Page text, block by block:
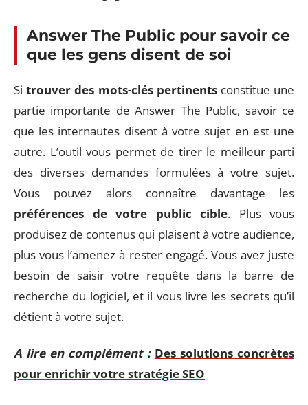
Answer The Public pour savoir ce
que les gens disent de soi
Sitrouver des mots-clés pertinentsconstitue une
partie importante de Answer The Public, savoir ce
que les internautes disent à votre sujet en est une
autre. L’outil vous permet de tirer le meilleur parti
des diverses demandes formulées à votre sujet.
Vous pouvez alors connaître davantage les
préférences de votre public cible. Plus vous
produisez de contenus qui plaisent à votre audience,
plus vous l’amenez à rester engagé. Vous avez juste
besoin de saisir votre requête dans la barre de
recherche du logiciel, et il vous livre les secrets qu’il
détient à votre sujet.
A lire en complément : Des solutions concrètes
pour enrichir votre stratégie SEO